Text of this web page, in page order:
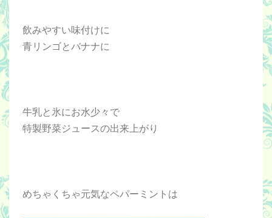
飲みやすい味付けに
青リンゴとバナナに
牛乳と氷にお水少々で
特製野菜ジュースの出来上がり
めちゃくちゃ元気なペパーミントは